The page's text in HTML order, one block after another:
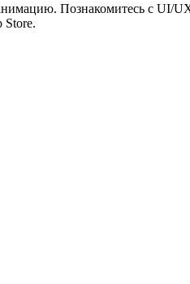
Познакомитесь с UI/
Store.